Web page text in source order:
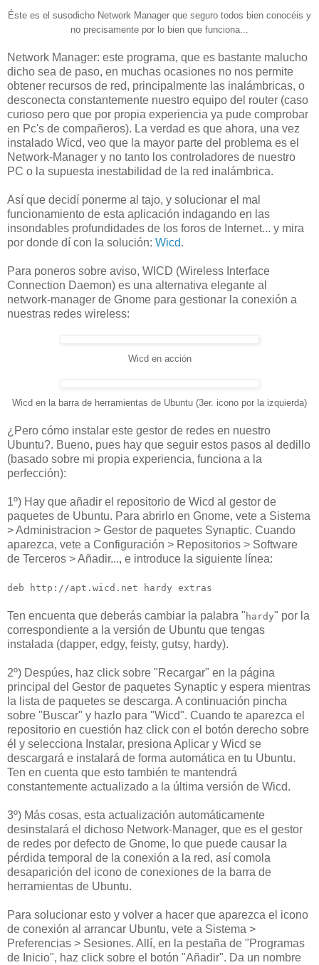
Éste es el susodicho Network Manager que seguro todos bien conocéis y
no precisamente por lo bien que funciona...
Network Manager: este programa, que es bastante malucho
dicho sea de paso, en muchas ocasiones no nos permite
obtener recursos de red, principalmente las inalámbricas, o
desconecta constantemente nuestro equipo del router (caso
curioso pero que por propia experiencia ya pude comprobar
en Pc's de compañeros). La verdad es que ahora, una vez
instalado Wicd, veo que la mayor parte del problema es el
Network-Manager y no tanto los controladores de nuestro
PC o la supuesta inestabilidad de la red inalámbrica.
Así que decidí ponerme al tajo, y solucionar el mal
funcionamiento de esta aplicación indagando en las
insondables profundidades de los foros de Internet... y mira
por donde dí con la solución: Wicd.
Para poneros sobre aviso, WICD (Wireless Interface
Connection Daemon) es una alternativa elegante al
network-manager de Gnome para gestionar la conexión a
nuestras redes wireless:
Wicd en acción
Wicd en la barra de herramientas de Ubuntu (3er. icono por la izquierda)
¿Pero cómo instalar este gestor de redes en nuestro
Ubuntu?. Bueno, pues hay que seguir estos pasos al dedillo
(basado sobre mi propia experiencia, funciona a la
perfección):
1º) Hay que añadir el repositorio de Wicd al gestor de
paquetes de Ubuntu. Para abrirlo en Gnome, vete a Sistema
> Administracion > Gestor de paquetes Synaptic. Cuando
aparezca, vete a Configuración > Repositorios > Software
de Terceros > Añadir..., e introduce la siguiente línea:
deb http://apt.wicd.net hardy extras
Ten encuenta que deberás cambiar la palabra " hardy" por la
correspondiente a la versión de Ubuntu que tengas
instalada (dapper, edgy, feisty, gutsy, hardy).
2º) Despúes, haz click sobre "Recargar" en la página
principal del Gestor de paquetes Synaptic y espera mientras
la lista de paquetes se descarga. A continuación pincha
sobre "Buscar" y hazlo para "Wicd". Cuando te aparezca el
repositorio en cuestión haz click con el botón derecho sobre
él y selecciona Instalar, presiona Aplicar y Wicd se
descargará e instalará de forma automática en tu Ubuntu.
Ten en cuenta que esto también te mantendrá
constantemente actualizado a la última versión de Wicd.
3º) Más cosas, esta actualización automáticamente
desinstalará el dichoso Network-Manager, que es el gestor
de redes por defecto de Gnome, lo que puede causar la
pérdida temporal de la conexión a la red, así comola
desaparición del icono de conexiones de la barra de
herramientas de Ubuntu.
Para solucionar esto y volver a hacer que aparezca el icono
de conexión al arrancar Ubuntu, vete a Sistema >
Preferencias > Sesiones. Allí, en la pestaña de "Programas
de Inicio", haz click sobre el botón "Añadir". Da un nombre